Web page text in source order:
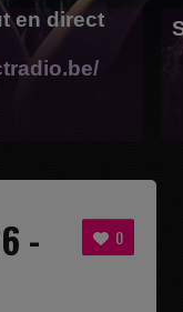
en direct
0
-